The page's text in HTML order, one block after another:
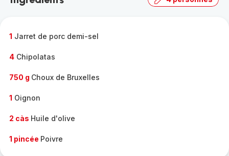
1 Jarret de porc demi-sel
4 Chipolatas
750 g Choux de Bruxelles
1 Oignon
2 càs Huile d'olive
1 pincée Poivre